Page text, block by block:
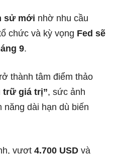
sử mới nhờ nhu cầu
chức và kỳ vọng Fed sẽ
9.
thành tâm điểm thảo
trữ giá trị”, sức ảnh
dài hạn dù biến
vượt 4.700 USD và